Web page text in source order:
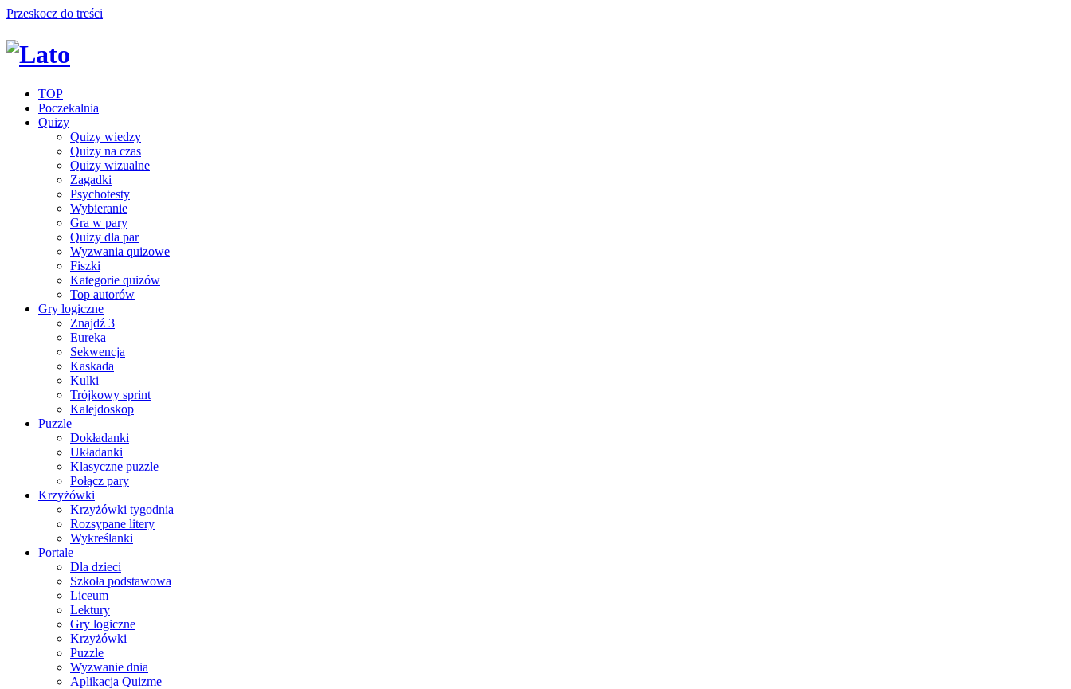
Przeskocz do treści
TOP
Poczekalnia
Quizy
Quizy wiedzy
Quizy na czas
Quizy wizualne
Zagadki
Psychotesty
Wybieranie
Gra w pary
Quizy dla par
Wyzwania quizowe
Fiszki
Kategorie quizów
Top autorów
Gry logiczne
Znajdź 3
Eureka
Sekwencja
Kaskada
Kulki
Trójkowy sprint
Kalejdoskop
Puzzle
Dokładanki
Układanki
Klasyczne puzzle
Połącz pary
Krzyżówki
Krzyżówki tygodnia
Rozsypane litery
Wykreślanki
Portale
Dla dzieci
Szkoła podstawowa
Liceum
Lektury
Gry logiczne
Krzyżówki
Puzzle
Wyzwanie dnia
Aplikacja Quizme